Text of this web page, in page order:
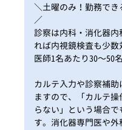
＼土曜のみ！勤務で
／
診察は内科・消化器
れば内視鏡検査も少数
医師1名あたり30〜50
カルテ入力や診察補
ますので、「カルテ
らない」という場合
す。消化器専門医や